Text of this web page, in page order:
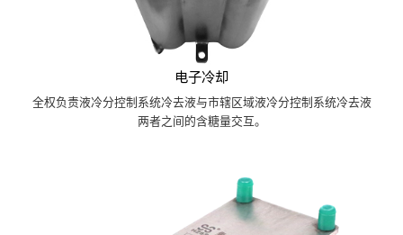
电子冷却
全权负责液冷分控制系统冷去液与市辖区域液冷分控制系统冷去液
两者之间的含糖量交互。